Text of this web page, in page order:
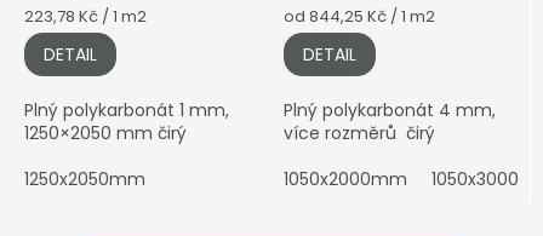
Měrná
cena:
223,78 Kč / 1 m2
DETAIL
Plný polykarbonát 1 mm,
1250×2050 mm čirý
1250x2050mm
Měrná
cena:
od 844,25 Kč / 1 m2
DETAIL
Plný polykarbonát 4 mm,
více rozměrů čirý
1050x2000mm